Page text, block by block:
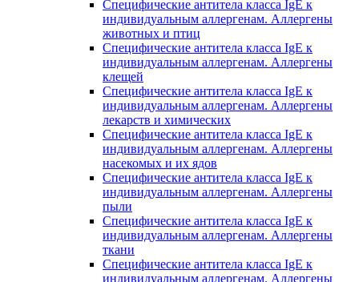
Специфические антитела класса IgE к
индивидуальным аллергенам. Аллергены
животных и птиц
Специфические антитела класса IgE к
индивидуальным аллергенам. Аллергены
клещей
Специфические антитела класса IgE к
индивидуальным аллергенам. Аллергены
лекарств и химических
Специфические антитела класса IgE к
индивидуальным аллергенам. Аллергены
насекомых и их ядов
Специфические антитела класса IgE к
индивидуальным аллергенам. Аллергены
пыли
Специфические антитела класса IgE к
индивидуальным аллергенам. Аллергены
ткани
Специфические антитела класса IgE к
индивидуальным аллергенам. Аллергены